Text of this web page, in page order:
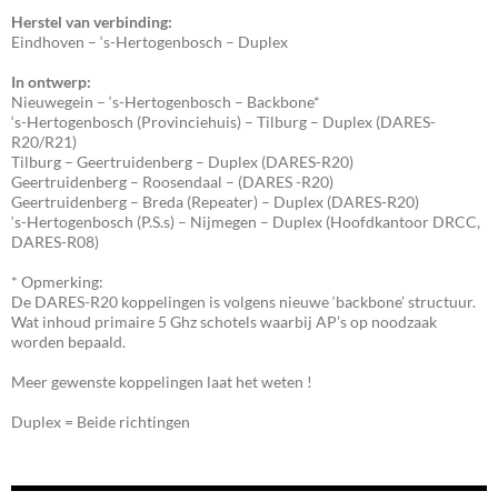
Herstel van verbinding:
Eindhoven – ‘s-Hertogenbosch – Duplex
In ontwerp:
Nieuwegein – ‘s-Hertogenbosch – Backbone*
‘s-Hertogenbosch (Provinciehuis) – Tilburg – Duplex (DARES-
R20/R21)
Tilburg – Geertruidenberg – Duplex (DARES-R20)
Geertruidenberg – Roosendaal – (DARES -R20)
Geertruidenberg – Breda (Repeater) – Duplex (DARES-R20)
‘s-Hertogenbosch (P.S.s) – Nijmegen – Duplex (Hoofdkantoor DRCC,
DARES-R08)
* Opmerking:
De DARES-R20 koppelingen is volgens nieuwe ‘backbone’ structuur.
Wat inhoud primaire 5 Ghz schotels waarbij AP’s op noodzaak
worden bepaald.
Meer gewenste koppelingen laat het weten !
Duplex = Beide richtingen